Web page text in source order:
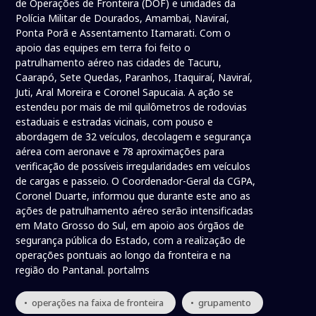
de Operações de Fronteira (DOF) e unidades da
Polícia Militar de Dourados, Amambai, Naviraí,
Ponta Porã e Assentamento Itamarati. Com o
apoio das equipes em terra foi feito o
patrulhamento aéreo nas cidades de Tacuru,
Caarapó, Sete Quedas, Paranhos, Itaquiraí, Naviraí,
Juti, Aral Moreira e Coronel Sapucaia. A ação se
estendeu por mais de mil quilômetros de rodovias
estaduais e estradas vicinais, com pouso e
abordagem de 32 veículos, decolagem e segurança
aérea com aeronave e 78 aproximações para
verificação de possíveis irregularidades em veículos
de cargas e passeio. O Coordenador-Geral da CGPA,
Coronel Duarte, informou que durante este ano as
ações de patrulhamento aéreo serão intensificadas
em Mato Grosso do Sul, em apoio aos órgãos de
segurança pública do Estado, com a realização de
operações pontuais ao longo da fronteira e na
região do Pantanal. portalms
• operações na faixa de fronteira • grupamento